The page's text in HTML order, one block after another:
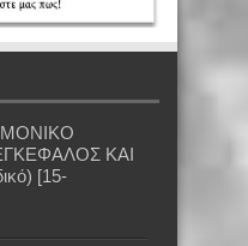
ΚΑΙ
[15-